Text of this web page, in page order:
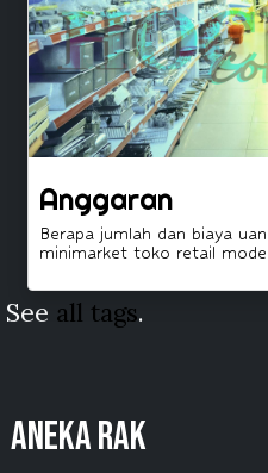
Anggaran
Berapa jumlah dan biaya
minimarket toko retail
See all tags.
ANEKA RAK